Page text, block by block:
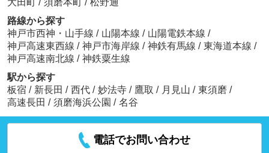
大田町 / 須磨本町 / 松野通
路線から探す
神戸市西神・山手線 / 山陽本線 / 山陽電鉄本線 /
神戸高速東西線 / 神戸市海岸線 / 神鉄有馬線 / 東海道本線 /
神戸高速南北線 / 神鉄粟生線
駅から探す
板宿 / 新長田 / 西代 / 妙法寺 / 鷹取 / 月見山 / 東須磨 /
高速長田 / 須磨海浜公園 / 名谷
電話でお問い合わせ